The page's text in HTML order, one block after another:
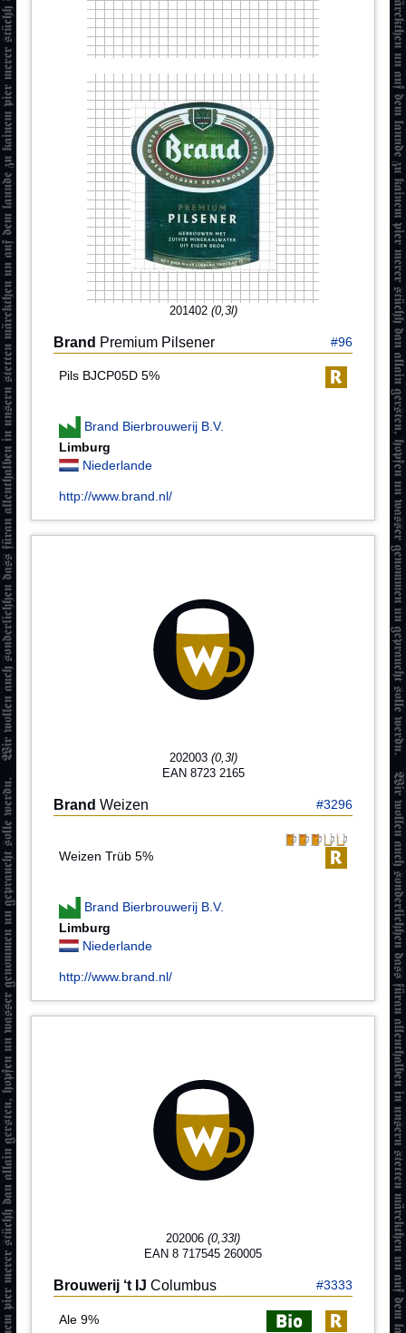
201402 (0,3l)
Brand Premium Pilsener #96
Pils BJCP05D 5%
Brand Bierbrouwerij B.V.
Limburg
Niederlande
http://www.brand.nl/
202003 (0,3l)
EAN 8723 2165
Brand Weizen #3296
Weizen Trüb 5%
Brand Bierbrouwerij B.V.
Limburg
Niederlande
http://www.brand.nl/
202006 (0,33l)
EAN 8 717545 260005
Brouwerij ‘t IJ Columbus #3333
Ale 9%